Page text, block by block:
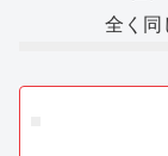
全く同